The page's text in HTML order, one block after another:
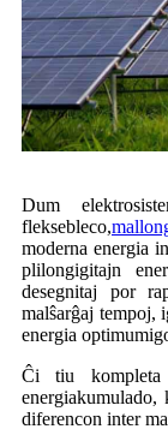
Dum
fleksebleco,
moderna energia
plilongigitajn
desegnitaj por
malŝarĝaj tempoj,
energia
Ĉi tiu kompleta
diferencon inter